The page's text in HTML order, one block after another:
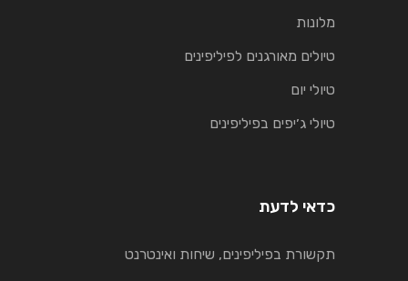
מלונות
טיולים מאורגנים לפיליפינים
טיולי יום
טיולי ג׳יפים בפיליפינים
כדאי לדעת
תקשורת בפיליפינים, שיחות ואינטרנט